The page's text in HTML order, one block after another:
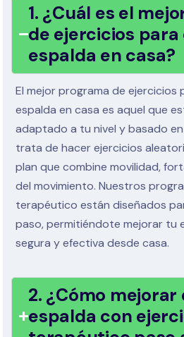
1. ¿Cuál es el
de ejercicios para
espalda en casa?
El mejor programa de ejercicios
espalda en casa es aquel que
adaptado a tu nivel y basado
trata de hacer ejercicios
plan que combine movilidad,
del movimiento. Nuestros
terapéutico están diseñados
paso, permitiéndote mejorar tu
segura y efectiva desde casa.
2. ¿Cómo mejorar
espalda con